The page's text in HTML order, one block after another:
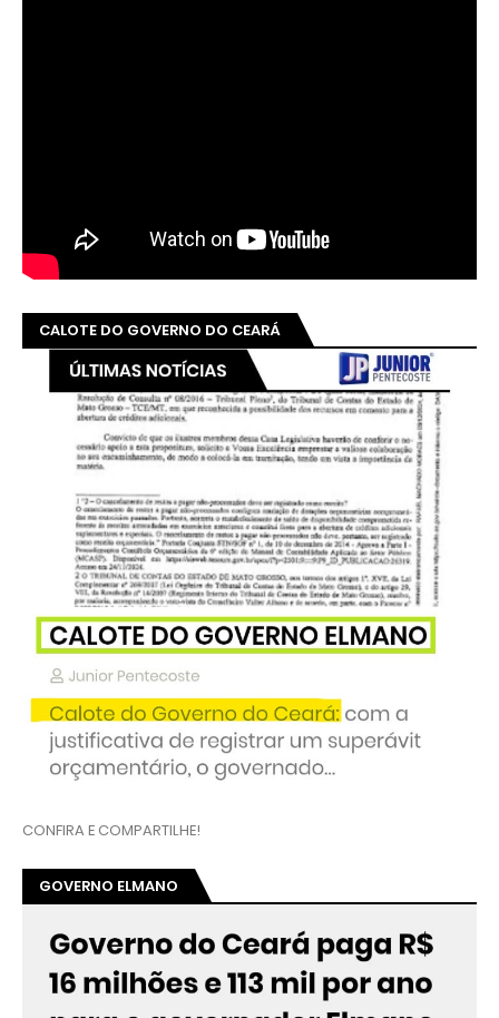
CALOTE DO GOVERNO DO CEARÁ
CONFIRA E COMPARTILHE!
GOVERNO ELMANO